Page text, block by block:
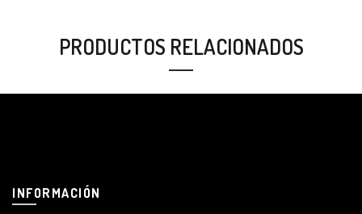
PRODUCTOS RELACIONADOS
INFORMACIÓN